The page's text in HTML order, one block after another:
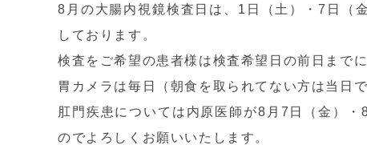
8月の大腸内視鏡検査日は、1日（土）・7日（
しております。
検査をご希望の患者様は検査希望日の前日まで
胃カメラは毎日（朝食を取られてない方は当日で
肛門疾患については内原医師が8月7日（金）・
のでよ ろしくお願いいたします。